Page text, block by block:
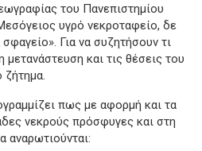
του Πανεπιστημίου
υγρό νεκροταφείο, δε
Για να συζητήσουν τι
μετανάστευση και τις θέσεις του
πως με αφορμή και τα
νεκρούς πρόσφυγες και στη
αναρωτιούνται: